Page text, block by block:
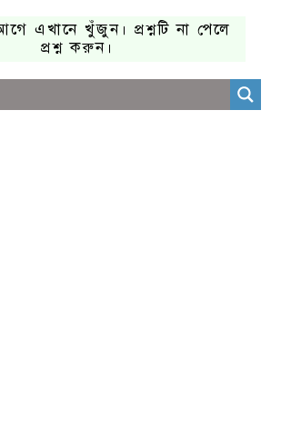
এখানে খুঁজুন। প্রশ্নটি না পেলে
প্রশ্ন করুন।